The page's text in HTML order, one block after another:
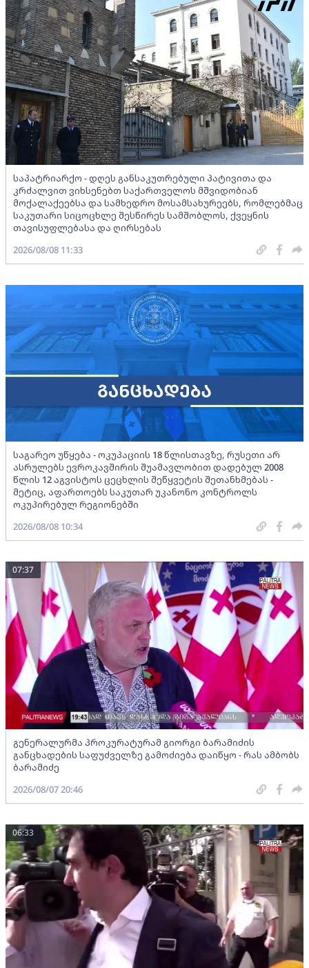
საპატრიარქო - დღეს განსაკუთრებული პატივითა და
კრძალვით ვიხსენებთ საქართველოს მშვიდობიან
მოქალაქეებსა და სამხედრო მოსამსახურეებს, რომლებმაც
საკუთარი სიცოცხლე შესწირეს სამშობლოს, ქვეყნის
თავისუფლებასა და ღირსებას
2026/08/08 11:33
საგარეო უწყება - ოკუპაციის 18 წლისთავზე, რუსეთი არ
ასრულებს ევროკავშირის შუამავლობით დადებულ 2008
წლის 12 აგვისტოს ცეცხლის შეწყვეტის შეთანხმებას -
მეტიც, აფართოებს საკუთარ უკანონო კონტროლს
ოკუპირებულ რეგიონებში
2026/08/08 10:34
გენერალურმა პროკურატურამ გიორგი ბარამიძის
განცხადების საფუძველზე გამოძიება დაიწყო - რას ამბობს
ბარამიძე
07:37
2026/08/07 20:46
06:33